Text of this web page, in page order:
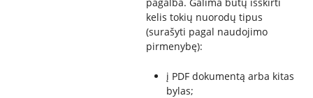
kelis tokių nuorodų tipus
(surašyti pagal naudojimo
pirmenybę):
į PDF dokumentą arba kitas
bylas;